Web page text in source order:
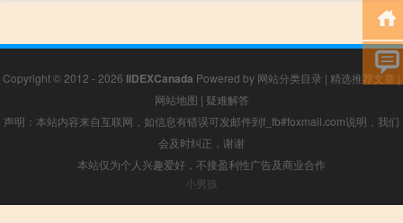
Copyright © 2012 - 2026 IIDEXCanada Powered by 网站分类目录 | 精选推荐文章 |
网站地图 | 疑难解答
声明：本站内容来自互联网，如信息有错误可发邮件到f_fb#foxmail.com说明，我们
会及时纠正，谢谢
本站仅为个人兴趣爱好，不接盈利性广告及商业合作
小男孩